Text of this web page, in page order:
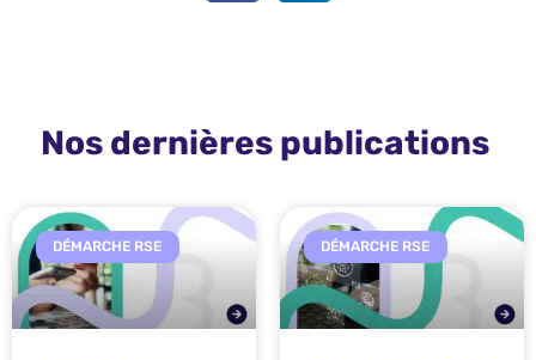
Nos dernières publications
DÉMARCHE RSE DÉMARCHE RSE